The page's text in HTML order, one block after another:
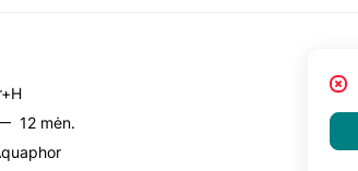
12 mėn.